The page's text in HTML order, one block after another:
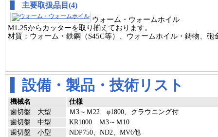
主要取扱品目(4)
ウォーム・ウォームホイル
M1.25からカッターを取り揃えております。
材質：ウォーム・鉄鋼（S45C等）、ウォームホイル・鋳物、砲
設備・製品・技術リスト
機械名
仕様
歯切盤 大型
Ｍ3～Ｍ22 φ1800、クラウニング付
歯切盤 中型
KR1000 Ｍ3～Ｍ10
歯切盤 小型
NDP750、ND2、MV6他